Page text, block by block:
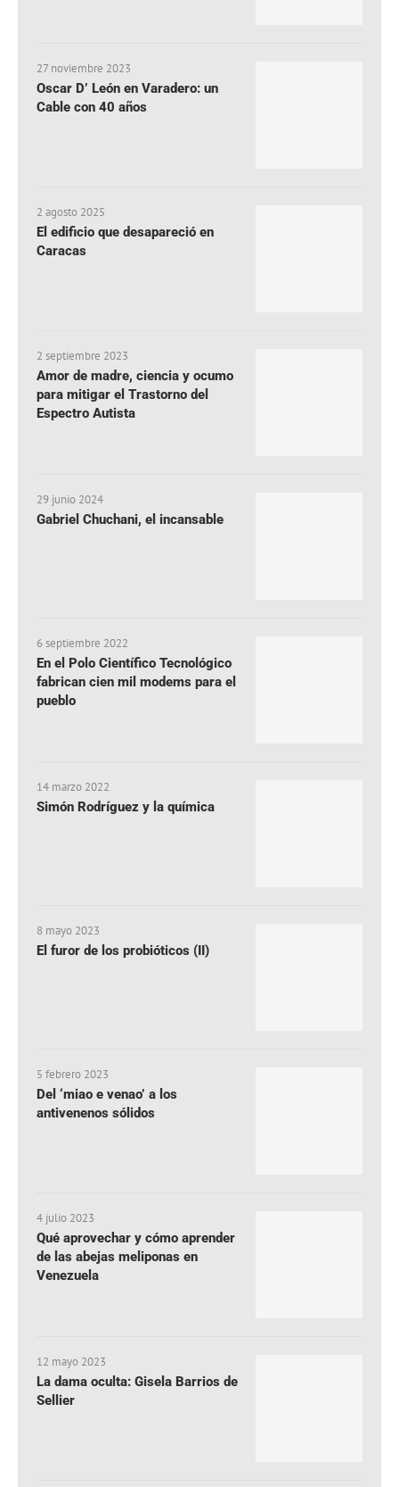
27 noviembre 2023
Oscar D’ León en Varadero: un
Cable con 40 años
2 agosto 2025
El edificio que desapareció en
Caracas
2 septiembre 2023
Amor de madre, ciencia y ocumo
para mitigar el Trastorno del
Espectro Autista
29 junio 2024
Gabriel Chuchani, el incansable
6 septiembre 2022
En el Polo Científico Tecnológico
fabrican cien mil modems para el
pueblo
14 marzo 2022
Simón Rodríguez y la química
8 mayo 2023
El furor de los probióticos (II)
5 febrero 2023
Del ‘miao e venao’ a los
antivenenos sólidos
4 julio 2023
Qué aprovechar y cómo aprender
de las abejas meliponas en
Venezuela
12 mayo 2023
La dama oculta: Gisela Barrios de
Sellier